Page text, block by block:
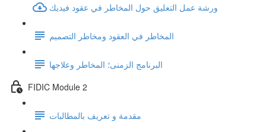
ورشة عمل التعليق حول المخاطر في عقود فيديك
المخاطر في العقود ومخاطر التصميم
البرنامج الزمنى؛ المخاطر وعلاجها
FIDIC Module 2
مقدمة و تعريف بالمطالبات